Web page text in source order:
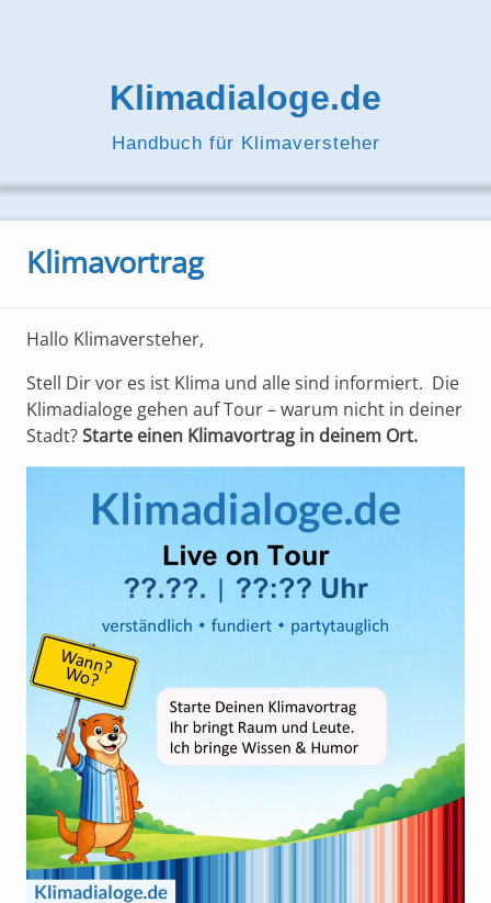
Klimadialoge.de
Handbuch für Klimaversteher
Klimavortrag
Hallo Klimaversteher,
Stell Dir vor es ist Klima und alle sind informiert. Die
Klimadialoge gehen auf Tour – warum nicht in deiner
Stadt?Starte einen Klimavortrag in deinem Ort.